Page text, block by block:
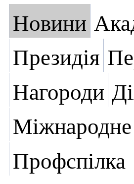
Новини
Президія
Нагороди
Міжнародне
Профспілка